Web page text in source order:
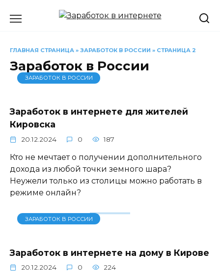
ГЛАВНАЯ СТРАНИЦА » ЗАРАБОТОК В РОССИИ » СТРАНИЦА 2
Заработок в России
ЗАРАБОТОК В РОССИИ
Заработок в интернете для жителей
Кировска
20.12.2024 0 187
Кто не мечтает о получении дополнительного
дохода из любой точки земного шара?
Неужели только из столицы можно работать в
режиме онлайн?
ЗАРАБОТОК В РОССИИ
Заработок в интернете на дому в Кирове
20.12.2024 0 224